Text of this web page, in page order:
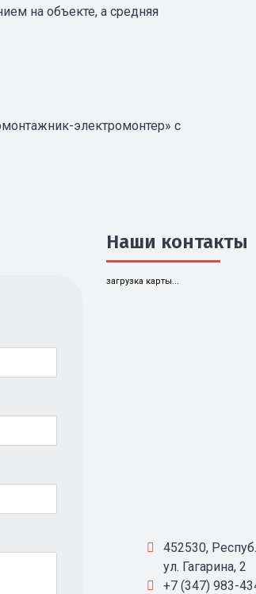
на объекте, а средняя
электромонтер» с
Наши контакты
загрузка карты...
452530,
ул. Гагарина, 2
+7 (347) 983-